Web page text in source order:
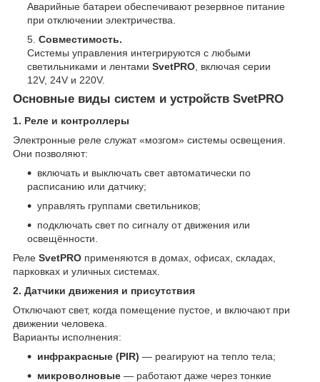
Аварийные батареи обеспечивают резервное питание
при отключении электричества.
Совместимость.
Системы управления интегрируются с любыми
светильниками и лентами SvetPRO, включая серии
12V, 24V и 220V.
Основные виды систем и устройств SvetPRO
1. Реле и контроллеры
Электронные реле служат «мозгом» системы освещения.
Они позволяют:
включать и выключать свет автоматически по
расписанию или датчику;
управлять группами светильников;
подключать свет по сигналу от движения или
освещённости.
Реле SvetPRO применяются в домах, офисах, складах,
парковках и уличных системах.
2. Датчики движения и присутствия
Отключают свет, когда помещение пустое, и включают при
движении человека.
Варианты исполнения:
инфракрасные (PIR) — реагируют на тепло тела;
микроволновые — работают даже через тонкие